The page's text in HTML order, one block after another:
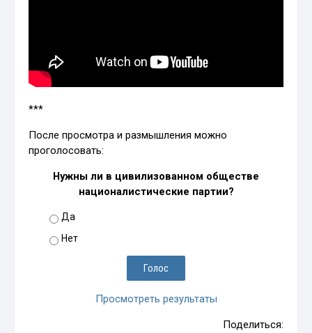
***
После просмотра и размышления можно
проголосовать:
Нужны ли в цивилизованном обществе
националистические партии?
Да
Нет
Просмотреть результаты
Поделиться: